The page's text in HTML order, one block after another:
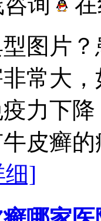
图片
常大
力下
皮癣
细]